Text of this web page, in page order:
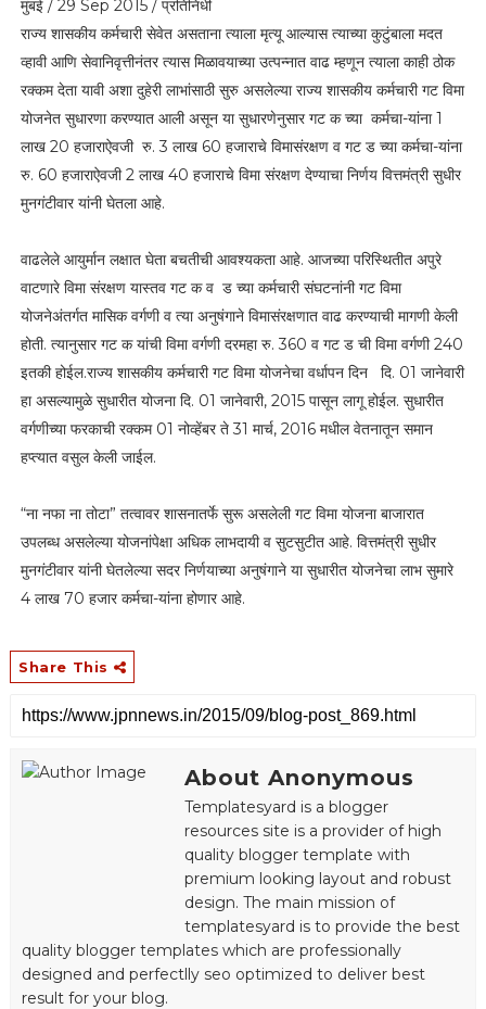
मुंबई / 29 Sep 2015 / प्रतिनिधी
राज्य शासकीय कर्मचारी सेवेत असताना त्याला मृत्यू आल्यास त्याच्या कुटुंबाला मदत
व्हावी आणि सेवानिवृत्तीनंतर त्यास मिळावयाच्या उत्पन्नात वाढ म्हणून त्याला काही ठोक
रक्कम देता यावी अशा दुहेरी लाभांसाठी सुरु असलेल्या राज्य शासकीय कर्मचारी गट विमा
योजनेत सुधारणा करण्यात आली असून या सुधारणेनुसार गट क च्या कर्मचा-यांना 1
लाख 20 हजाराऐवजी रु. 3 लाख 60 हजाराचे विमासंरक्षण व गट ड च्या कर्मचा-यांना
रु. 60 हजाराऐवजी 2 लाख 40 हजाराचे विमा संरक्षण देण्याचा निर्णय वित्तमंत्री सुधीर
मुनगंटीवार यांनी घेतला आहे.
वाढलेले आयुर्मान लक्षात घेता बचतीची आवश्यकता आहे. आजच्या परिस्थितीत अपुरे
वाटणारे विमा संरक्षण यास्तव गट क व ड च्या कर्मचारी संघटनांनी गट विमा
योजनेअंतर्गत मासिक वर्गणी व त्या अनुषंगाने विमासंरक्षणात वाढ करण्याची मागणी केली
होती. त्यानुसार गट क यांची विमा वर्गणी दरमहा रु. 360 व गट ड ची विमा वर्गणी 240
इतकी होईल.राज्य शासकीय कर्मचारी गट विमा योजनेचा वर्धापन दिन दि. 01 जानेवारी
हा असल्यामुळे सुधारीत योजना दि. 01 जानेवारी, 2015 पासून लागू होईल. सुधारीत
वर्गणीच्या फरकाची रक्कम 01 नोव्हेंबर ते 31 मार्च, 2016 मधील वेतनातून समान
हप्त्यात वसुल केली जाईल.
“ना नफा ना तोटा” तत्वावर शासनातर्फे सुरू असलेली गट विमा योजना बाजारात
उपलब्ध असलेल्या योजनांपेक्षा अधिक लाभदायी व सुटसुटीत आहे. वित्तमंत्री सुधीर
मुनगंटीवार यांनी घेतलेल्या सदर निर्णयाच्या अनुषंगाने या सुधारीत योजनेचा लाभ सुमारे
4 लाख 70 हजार कर्मचा-यांना होणार आहे.
Share This
About Anonymous
Templatesyard is a blogger
resources site is a provider of high
quality blogger template with
premium looking layout and robust
design. The main mission of
templatesyard is to provide the best
quality blogger templates which are professionally
designed and perfectlly seo optimized to deliver best
result for your blog.